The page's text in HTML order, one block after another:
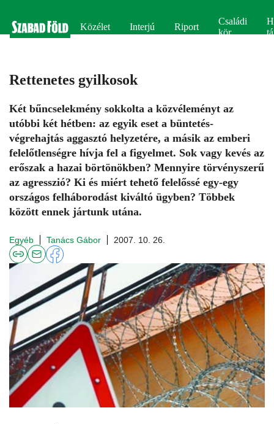
Közélet Interjú Riport
Családi
kör
Rettenetes gyilkosok
Két bűncselekmény sokkolta a közvéleményt az
utóbbi két hétben: az egyik eset a büntetés-
végrehajtás aggasztó helyzetére, a másik az emberi
felelőtlenségre hívja fel a figyelmet. Sok vagy kevés az
erőszak a hazai börtönökben? Mennyire törvényszerű
az agresszió? Ki és miért tehető felelőssé egy-egy
országos felháborodást kiváltó ügyben? Többek
között ennek jártunk utána.
Egyéb Tanács Gábor 2007. 10. 26.